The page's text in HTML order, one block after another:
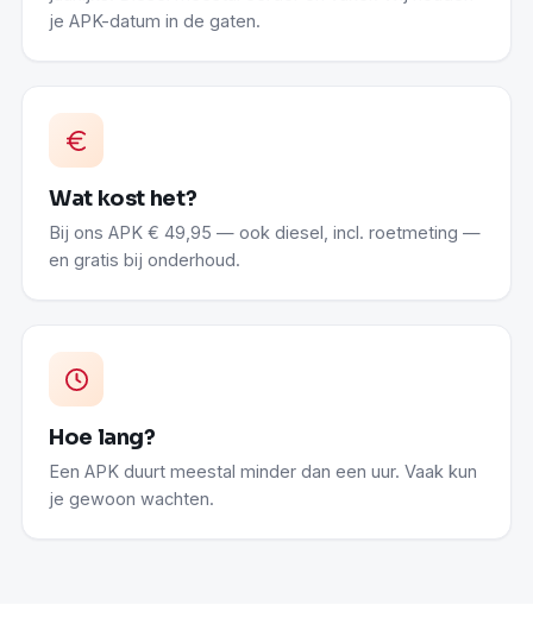
je APK-datum in de gaten.
Wat kost het?
Bij ons APK € 49,95 — ook diesel, incl. roetmeting —
en gratis bij onderhoud.
Hoe lang?
Een APK duurt meestal minder dan een uur. Vaak kun
je gewoon wachten.